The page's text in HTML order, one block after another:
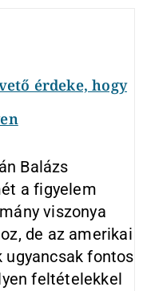
érdeke, hogy
Balázs
a figyelem
viszonya
de az amerikai
ugyancsak fontos
feltételekkel